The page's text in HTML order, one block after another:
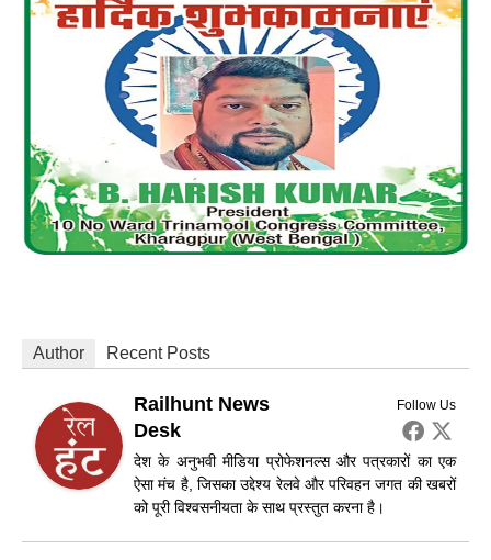
Author Recent Posts
Follow Us
Railhunt News
Desk
देश के अनुभवी मीडिया प्रोफेशनल्स और पत्रकारों का एक
ऐसा मंच है, जिसका उद्देश्य रेलवे और परिवहन जगत की खबरों
को पूरी विश्वसनीयता के साथ प्रस्तुत करना है।